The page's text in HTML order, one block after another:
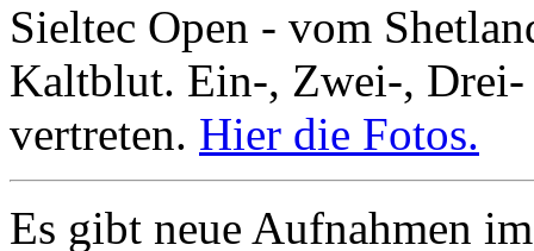
Sieltec Open - vom
Kaltblut. Ein-, Zwei-, Drei-
vertreten. Hier die Fotos.
Es gibt neue Aufnahmen